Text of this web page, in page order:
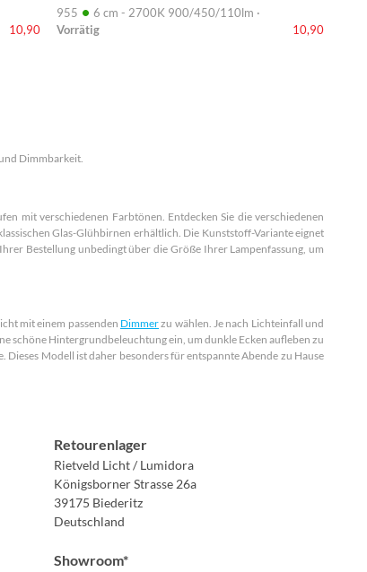
10,90
955 • 6 cm - 2700K 900/450/110lm ·
Vorrätig
10,90
Dimmbarkeit.
mit verschiedenen Farbtönen. Entdecken Sie die verschiedenen
Glas-Glühbirnen erhältlich. Die Kunststoff-Variante eignet
Bestellung unbedingt über die Größe Ihrer Lampenfassung, um
mit einem passenden Dimmerzu wählen. Je nach Lichteinfall und
schöne Hintergrundbeleuchtung ein, um dunkle Ecken aufleben zu
Modell ist daher besonders für entspannte Abende zu Hause
Retourenlager
Rietveld Licht / Lumidora
Königsborner Strasse 26a
39175 Biederitz
Deutschland
Showroom*